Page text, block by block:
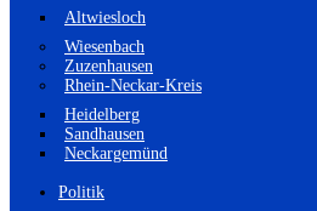
Altwiesloch
Wiesenbach
Zuzenhausen
Rhein-Neckar-Kreis
Heidelberg
Sandhausen
Neckargemünd
Politik